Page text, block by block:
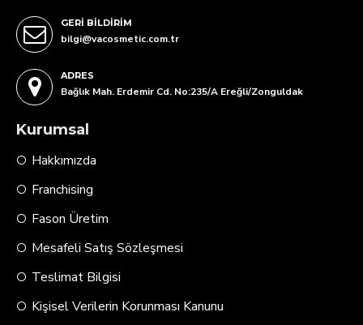
GERI BILDIRIM
bilgi@vacosmetic.com.tr
ADRES
Bağlık Mah. Erdemir Cd. No:235/A Ereğli/Zonguldak
Kurumsal
Hakkımızda
Franchising
Fason Üretim
Mesafeli Satış Sözleşmesi
Teslimat Bilgisi
Kişisel Verilerin Korunması Kanunu